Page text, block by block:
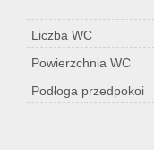
Liczba WC
Powierzchnia WC
Podłoga przedpokoi